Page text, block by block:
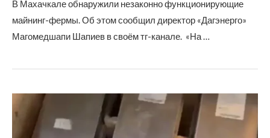
В Махачкале обнаружили незаконно функционирующие
майнинг-фермы. Об этом сообщил директор «Дагэнерго»
Магомедшапи Шапиев в своём тг-канале. «На …